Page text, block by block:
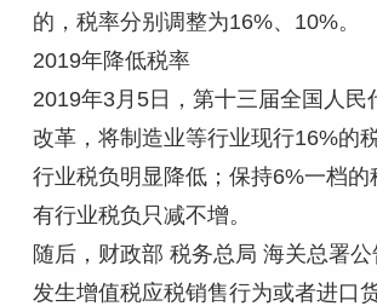
的，税率分别调整为16%、10%。
2019年降低税率
2019年3月5日，第十三届全国人
改革，将制造业等行业现行16%的
行业税负明显降低；保持6%一档
有行业税负只减不增。
随后，财政部 税务总局 海关总署
发生增值税应税销售行为或者进口